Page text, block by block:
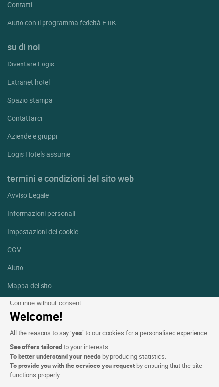
Continue without consent
Welcome!
All the reasons to say ‘yes’ to our cookies for a personalised experience:
See offers tailoredto your interests.
To better understand your needs by producing statistics.
To provide you with the services you request by ensuring that the site
functions properly.
Contatti
Aiuto con il programma fedeltà ETIK
su di noi
Diventare Logis
Extranet hotel
Spazio stampa
Contattarci
Aziende e gruppi
Logis Hotels assume
termini e condizioni del sito web
Avviso Legale
Informazioni personali
Impostazioni dei cookie
CGV
Aiuto
Mappa del sito
Crediti fotografici
Facebook
Instagram
Linkedin